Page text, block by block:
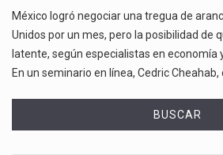
México logró negociar una tregua de
Unidos por un mes, pero la posibilidad de
latente, según especialistas en economía
En un seminario en línea, Cedric
BUSCAR